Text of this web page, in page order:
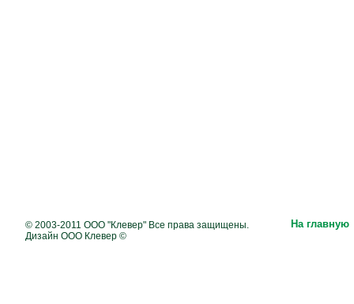
© 2003-2011 ООО "Клевер" Все права защищены.
Дизайн ООО Клевер ©
На главную